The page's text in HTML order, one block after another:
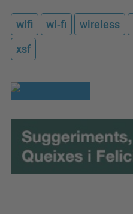
wifi wi-fi wireless
xsf